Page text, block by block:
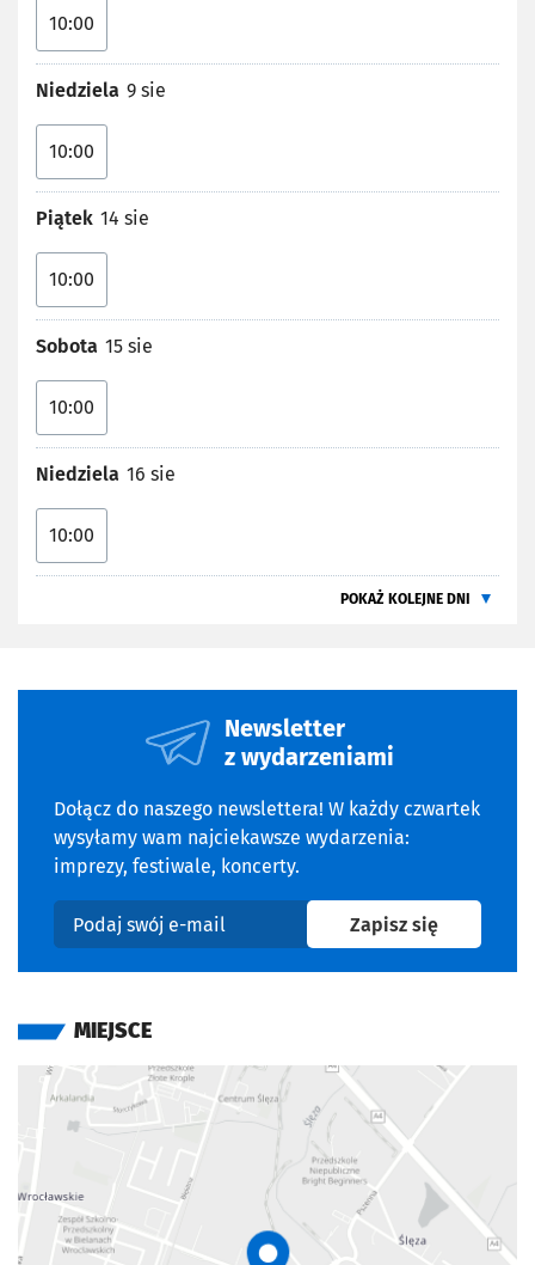
10:00
Niedziela 9 sie
10:00
Piątek 14 sie
10:00
Sobota 15 sie
10:00
Niedziela 16 sie
10:00
POKAŻ KOLEJNE DNI
Newsletter
z wydarzeniami
Dołącz do naszego newslettera! W każdy czwartek
wysyłamy wam najciekawsze wydarzenia:
imprezy, festiwale, koncerty.
Podaj swój e-mail
Zapisz sięna
MIEJSCE